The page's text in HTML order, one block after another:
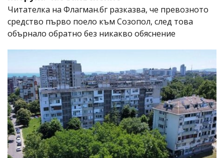
Читателка на Флагман.бг разказва, че превозното
средство първо поело към Созопол, след това
обърнало обратно без никакво обяснение